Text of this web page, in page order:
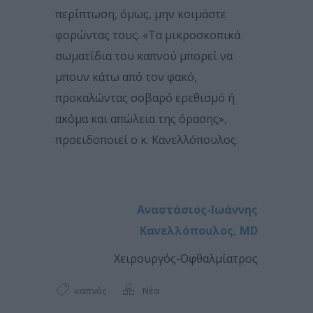
περίπτωση, όμως, μην κοιμάστε
φορώντας τους. «Τα μικροσκοπικά
σωματίδια του καπνού μπορεί να
μπουν κάτω από τον φακό,
προκαλώντας σοβαρό ερεθισμό ή
ακόμα και απώλεια της όρασης»,
προειδοποιεί ο κ. Κανελλόπουλος.
Αναστάσιος-Ιωάννης
Κανελλόπουλος, MD
Xειρουργός-Oφθαλμίατρος
καπνός Νέα